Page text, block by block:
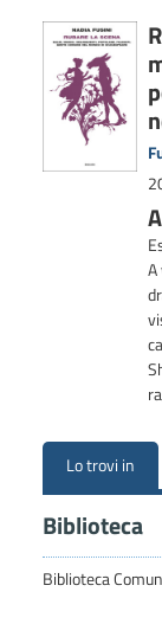
Dettaglio
del
Lo trovi in
Biblioteca
Biblioteca